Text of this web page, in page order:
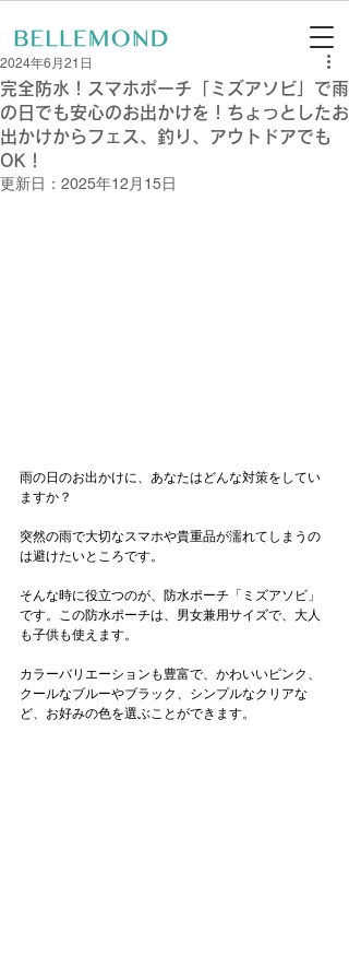
完全防水！スマホポーチ「ミズアソビ」で雨
の日でも安心のお出かけを！ちょっとしたお
出かけからフェス、釣り、アウトドアでも
OK！
2024年6月21日
更新日： 2025年12月15日
雨の日のお出かけに、あなたはどんな対策をしてい
ますか？
突然の雨で大切なスマホや貴重品が濡れてしまうの
は避けたいところです。
そんな時に役立つのが、防水ポーチ「ミズアソビ」
です。この防水ポーチは、男女兼用サイズで、大人
も子供も使えます。
カラーバリエーションも豊富で、かわいいピンク、
クールなブルーやブラック、シンプルなクリアな
ど、お好みの色を選ぶことができます。